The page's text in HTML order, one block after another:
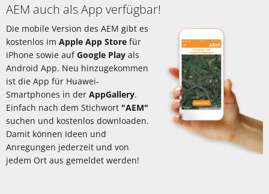
AEM auch als App verfügbar!
Die mobile Version des AEM gibt es
kostenlos im Apple App Store für
iPhone sowie aufGoogle Play als
Android App. Neu hinzugekommen
ist die App für Huawei-
Smartphones in der AppGallery.
Einfach nach dem Stichwort "AEM"
suchen und kostenlos downloaden.
Damit können Ideen und
Anregungen jederzeit und von
jedem Ort aus gemeldet werden!